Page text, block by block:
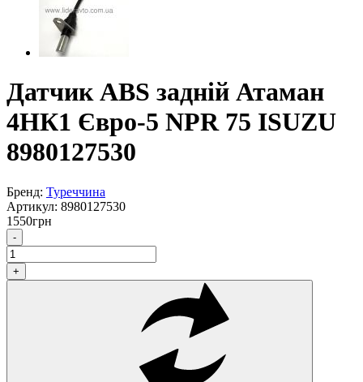
Датчик АВS задній Атаман
4НК1 Євро-5 NPR 75 ISUZU
8980127530
Бренд: Туреччина
Артикул: 8980127530
1550грн
-
+